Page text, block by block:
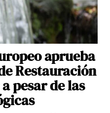
aprueba
Restauración
pesar de las